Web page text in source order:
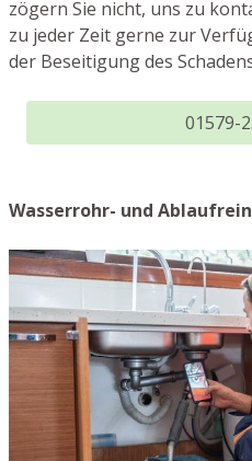
zögern Sie nicht, uns zu
zu jeder Zeit gerne zur
der Beseitigung des
01579-
Wasserrohr- und